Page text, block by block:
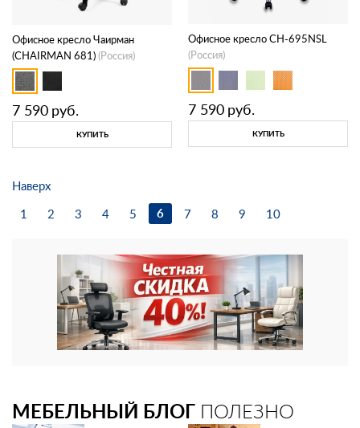
Офисное кресло Чаирман
(CHAIRMAN 681)(Россия)
7 590 руб.
КУПИТЬ
Офисное кресло CH-695NSL
(Россия)
7 590 руб.
КУПИТЬ
Наверх
1
2 3 4 5 6 7 8 9 10
МЕБЕЛЬНЫЙ БЛОГ ПОЛЕЗНО